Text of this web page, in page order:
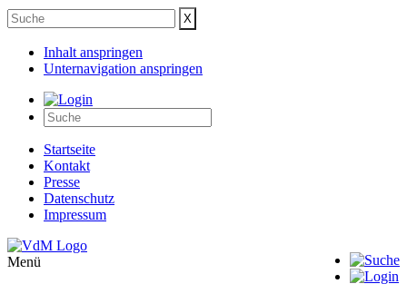
Inhalt anspringen
Unternavigation anspringen
Startseite
Kontakt
Presse
Datenschutz
Impressum
Menü